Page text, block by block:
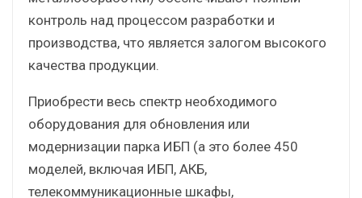
контроль над процессом разработки и
производства, что является залогом высокого
качества продукции.
Приобрести весь спектр необходимого
оборудования для обновления или
модернизации парка ИБП (а это более 450
моделей, включая ИБП, АКБ,
телекоммуникационные шкафы,